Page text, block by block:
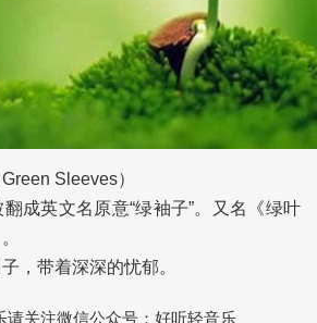
Sleeves）
成英文名原意“绿袖子”。又名《绿叶
，带着深深的忧郁。
请关注微信公众号：好听轻音乐